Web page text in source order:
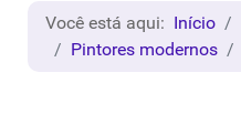
Você está aqui: Início
Pintores modernos